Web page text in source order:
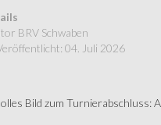
BRV Schwaben
04. Juli 2026
Bild zum Turnierabschluss: